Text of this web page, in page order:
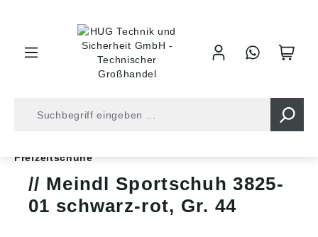
Freizeitschuhe
Meindl Sportschuh 3825-
01 schwarz-rot, Gr. 44